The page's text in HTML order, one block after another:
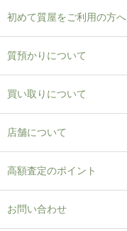
初めて質屋をご利用の方へ
質預かりについて
買い取りについて
店舗について
高額査定のポイント
お問い合わせ